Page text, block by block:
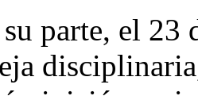
parte, el 23